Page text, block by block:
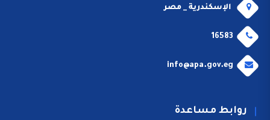
الإسكندرية _ مصر
16583
info@apa.gov.eg
روابط مساعدة